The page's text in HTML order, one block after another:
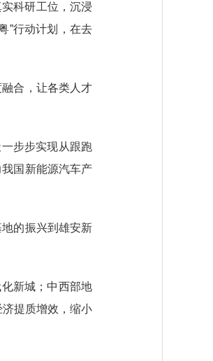
科研工位，沉浸
”行动计划，在去
合，让各类人才
步步实现从跟跑
国新能源汽车产
的振兴到雄安新
新城；中西部地
济提质增效，缩小